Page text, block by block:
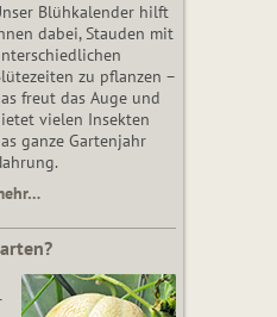
Blühkalender hilft
dabei, Stauden mit
zu pflanzen –
freut das Auge und
vielen Insekten
ganze Gartenjahr